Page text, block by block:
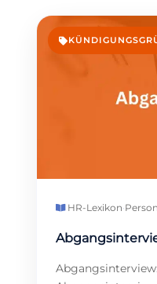
HR-Lexikon·